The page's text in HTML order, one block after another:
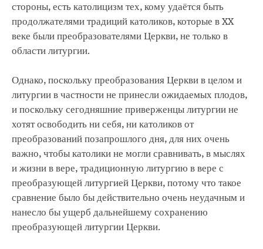
стороны, есть католицизм тех, кому удаётся быть
продолжателями традиций католиков, которые в XX
веке были преобразователями Церкви, не только в
области литургии.
Однако, поскольку преобразования Церкви в целом и
литургии в частности не принесли ожидаемых плодов,
и поскольку сегодняшние приверженцы литургии не
хотят освободить ни себя, ни католиков от
преобразований позапрошлого дня, для них очень
важно, чтобы католики не могли сравнивать, в мыслях
и жизни в вере, традиционную литургию в вере с
преобразующей литургией Церкви, потому что такое
сравнение было бы действительно очень неудачным и
нанесло бы ущерб дальнейшему сохранению
преобразующей литургии Церкви.